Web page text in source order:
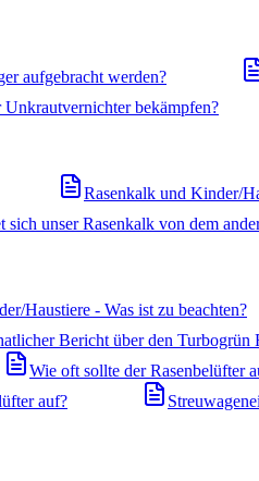
aufgebracht werden?
bekämpfen?
Rasenkalk und Kinder/
sich unser Rasenkalk von dem
Haustiere - Was ist zu beachten?
Bericht über den Turbogrün
Wie oft sollte der Rasenbelüfter
auf?